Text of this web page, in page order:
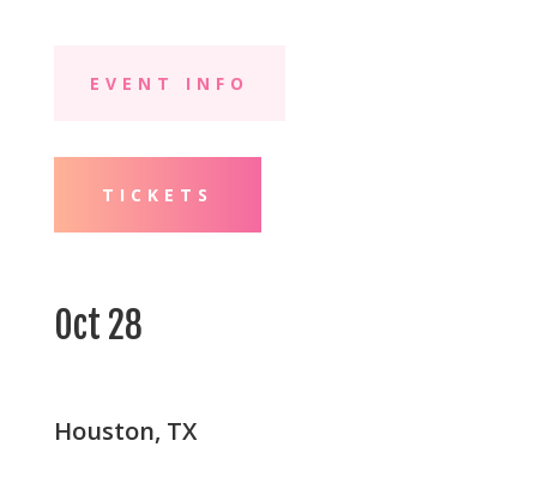
EVENT INFO
TICKETS
Oct 28
Houston, TX